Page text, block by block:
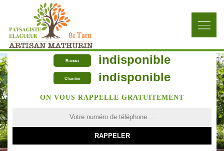
Bureau indisponible
Chantier indisponible
ON VOUS RAPPELLE GRATUITEMENT